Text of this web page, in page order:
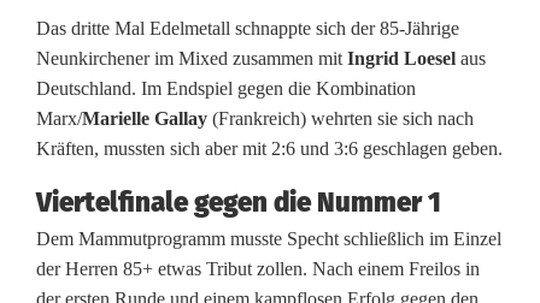
Das dritte Mal Edelmetall schnappte sich der 85-Jährige
Neunkirchener im Mixed zusammen mit Ingrid Loesel aus
Deutschland. Im Endspiel gegen die Kombination
Marx/Marielle Gallay (Frankreich) wehrten sie sich nach
Kräften, mussten sich aber mit 2:6 und 3:6 geschlagen geben.
Viertelfinale gegen die Nummer 1
Dem Mammutprogramm musste Specht schließlich im Einzel
der Herren 85+ etwas Tribut zollen. Nach einem Freilos in
der ersten Runde und einem kampflosen Erfolg gegen den